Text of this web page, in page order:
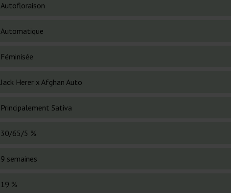
Autofloraison
Automatique
Féminisée
Jack Herer x Afghan Auto
Principalement Sativa
30/65/5 %
9 semaines
19 %